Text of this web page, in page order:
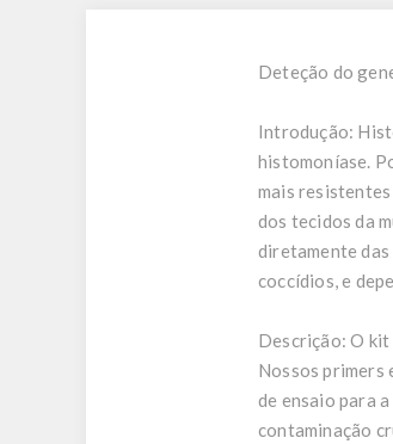
Deteção do
Introdução:
histomoníase.
mais
dos tecidos da
diretamente
coccídios, e
Descrição: O kit
Nossos primers
de ensaio para
contaminação